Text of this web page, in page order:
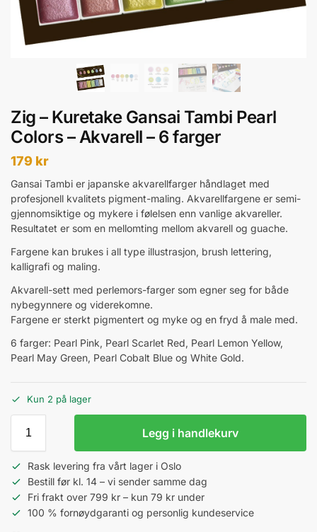
Zig – Kuretake Gansai Tambi Pearl
Colors – Akvarell – 6 farger
179 kr
Gansai Tambi er japanske akvarellfarger håndlaget med
profesjonell kvalitets pigment-maling. Akvarellfargene er semi-
gjennomsiktige og mykere i følelsen enn vanlige akvareller.
Resultatet er som en mellomting mellom akvarell og guache.
Fargene kan brukes i all type illustrasjon, brush lettering,
kalligrafi og maling.
Akvarell-sett med perlemors-farger som egner seg for både
nybegynnere og viderekomne.
Fargene er sterkt pigmentert og myke og en fryd å male med.
6 farger: Pearl Pink, Pearl Scarlet Red, Pearl Lemon Yellow,
Pearl May Green, Pearl Cobalt Blue og White Gold.
Kun 2 på lager
Legg i handlekurv
Rask levering fra vårt lager i Oslo
Bestill før kl. 14 – vi sender samme dag
Fri frakt over 799 kr – kun 79 kr under
100 % fornøydgaranti og personlig kundeservice